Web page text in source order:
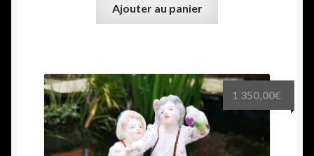
Ajouter au panier
1 350,00€